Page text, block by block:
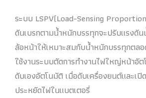
ระบบ LSPV(Load-Sensing
ดันเบรกตามน้ำหนักบรรทุกจะปรับแรงดั
ล้อหน้าให้เหมาะสมกับน้ำหนักบรรทุกตลอ
ใช้งานระบบตัดการทำงานไฟใหญ่หน้าอั
ดับเองอัตโนมัติ เมื่อดับเครื่องยนต์และเปิ
ประหยัดไฟในแบตเตอรี่